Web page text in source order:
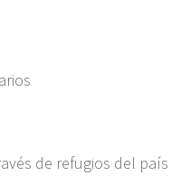
de refugios del país